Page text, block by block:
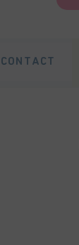
CONTACT